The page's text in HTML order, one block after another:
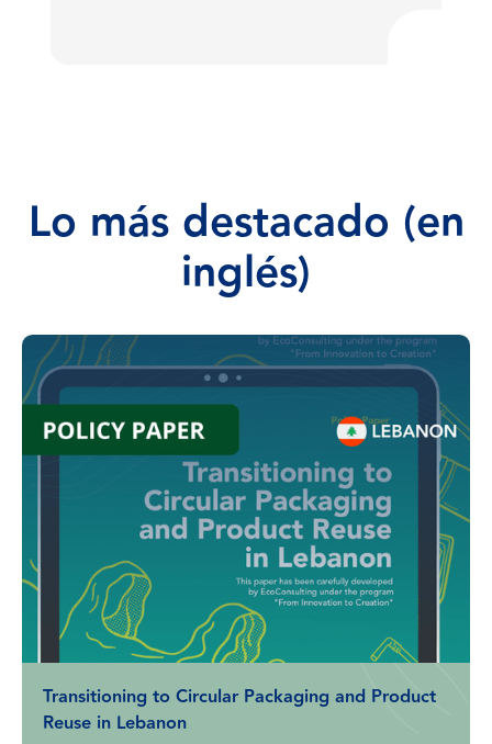
Lo más destacado (en
inglés)
Transitioning to Circular Packaging and Product
Reuse in Lebanon